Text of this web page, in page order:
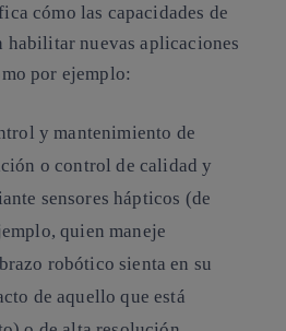
cómo las capacidades de
habilitar nuevas aplicaciones
por ejemplo:
y mantenimiento de
o control de calidad y
sensores hápticos (de
quien maneje
robótico sienta en su
de aquello que está